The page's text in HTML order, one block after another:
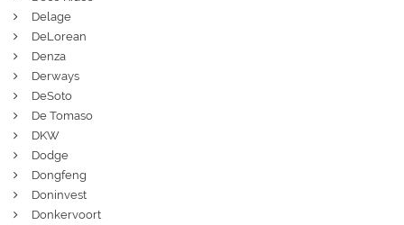
Delage
DeLorean
Denza
Derways
DeSoto
De Tomaso
DKW
Dodge
Dongfeng
Doninvest
Donkervoort